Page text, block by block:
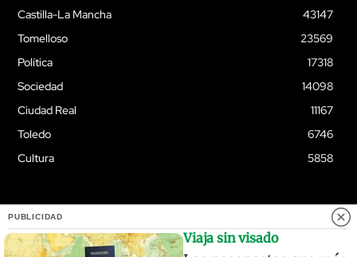
Castilla-La Mancha
43147
Tomelloso
23569
Política
17318
Sociedad
14098
Ciudad Real
11167
Toledo
6746
Cultura
5858
© Quixoteus
PUBLICIDAD
Viaja sin visado